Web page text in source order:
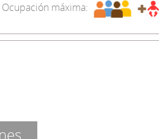
Ocupación máxima: